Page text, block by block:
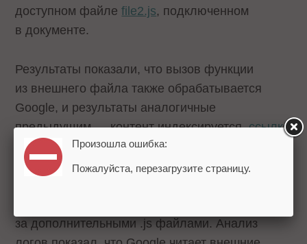
доступном файлеfile2.js, подключенном
в документе.
Результаты показали, что вызов функции
из внешнего файла также обрабатывается
Google, и результаты аналогичные
предыдущим — контент индексируется,ссылка
работает
за дополнительными .js файлами. Анализ
Произошла ошибка:
Пожалуйста, перезагрузите страницу.